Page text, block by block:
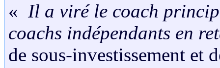
« Il a viré le coach
coachs indépendants en
de sous-investissement et